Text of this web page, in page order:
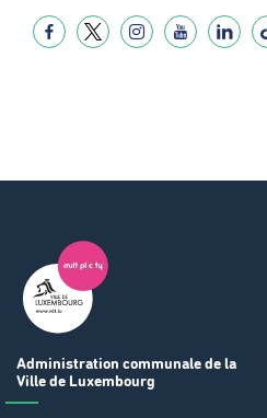
Administration communale de la
Ville de Luxembourg